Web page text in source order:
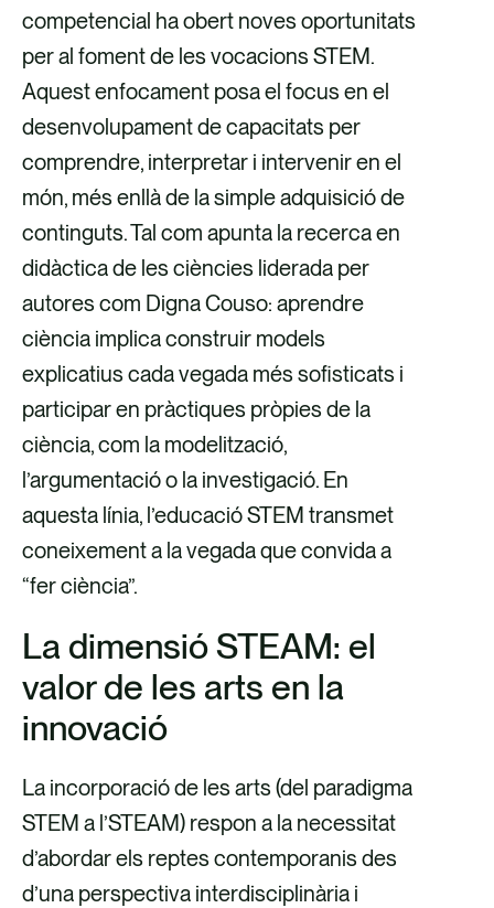
competencial ha obert noves oportunitats
per al foment de les vocacions STEM.
Aquest enfocament posa el focus en el
desenvolupament de capacitats per
comprendre, interpretar i intervenir en el
món, més enllà de la simple adquisició de
continguts. Tal com apunta la recerca en
didàctica de les ciències liderada per
autores com Digna Couso: aprendre
ciència implica construir models
explicatius cada vegada més sofisticats i
participar en pràctiques pròpies de la
ciència, com la modelització,
l’argumentació o la investigació. En
aquesta línia, l’educació STEM transmet
coneixement a la vegada que convida a
“fer ciència”.
La dimensió STEAM: el
valor de les arts en la
innovació
La incorporació de les arts (del paradigma
STEM a l’STEAM) respon a la necessitat
d’abordar els reptes contemporanis des
d’una perspectiva interdisciplinària i